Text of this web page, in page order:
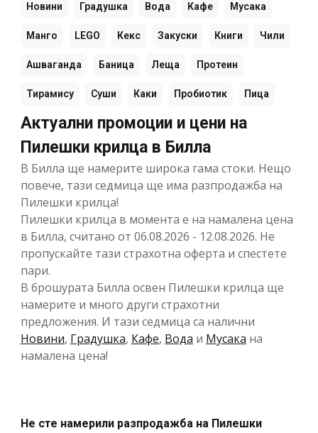
Новини Градушка Вода Кафе Мусака
Манго LEGO Кекс Закуски Книги Чили
Ашваганда Баница Леща Протеин
Тирамису Суши Каки Пробиотик Пица
Актуални промоции и цени на
Пилешки крилца в Билла
В Билла ще намерите широка гама стоки. Нещо
повече, тази седмица ще има разпродажба на
Пилешки крилца!
Пилешки крилца в момента е на намалена цена
в Билла, считано от 06.08.2026 - 12.08.2026. Не
пропускайте тази страхотна оферта и спестете
пари.
В брошурата Билла освен Пилешки крилца ще
намерите и много други страхотни
предложения. И тази седмица са налични
Новини, Градушка, Кафе, Вода и Мусака на
намалена цена!
Не сте намерили разпродажба на Пилешки